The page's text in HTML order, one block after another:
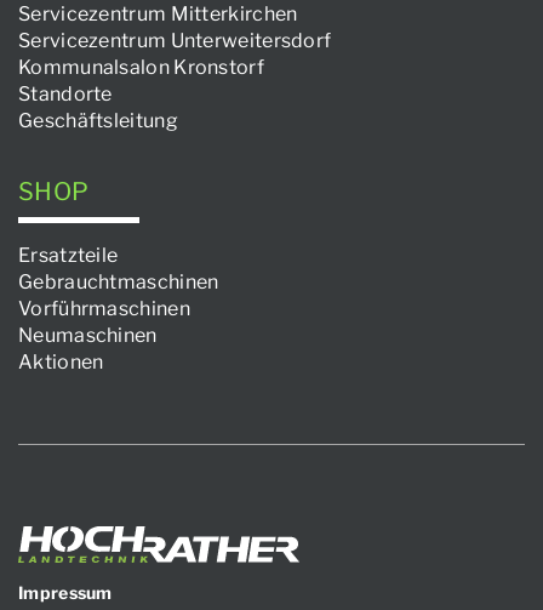
Servicezentrum Mitterkirchen
Servicezentrum Unterweitersdorf
Kommunalsalon Kronstorf
Standorte
Geschäftsleitung
SHOP
Ersatzteile
Gebrauchtmaschinen
Vorführmaschinen
Neumaschinen
Aktionen
Impressum